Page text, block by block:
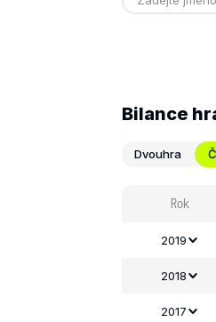
Bilance
Dvouhra
Rok
2019
2018
2017